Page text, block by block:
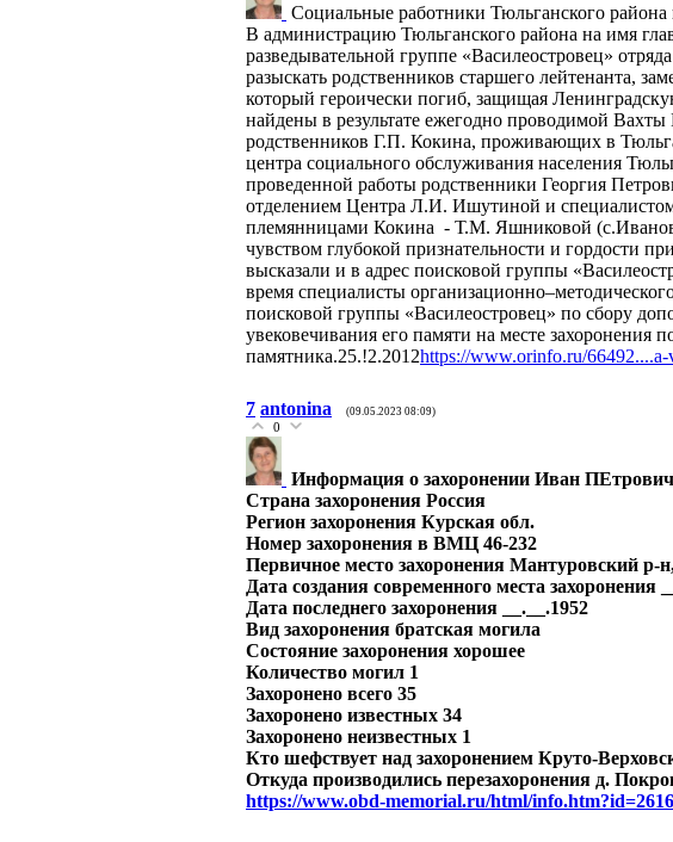
Социальные работники Тюльганского
В администрацию Тюльганского района на имя
разведывательной группе «Василеостровец»
разыскать родственников старшего лейтенанта,
который героически погиб, защищая
найдены в результате ежегодно проводимой
родственников Г.П. Кокина, проживающих в
центра социального обслуживания населения
проведенной работы родственники Георгия
отделением Центра Л.И. Ишутиной и
племянницами Кокина - Т.М. Яшниковой
чувством глубокой признательности и гордости
высказали и в адрес поисковой группы
время специалисты
поисковой группы «Василеостровец» по сбору
увековечивания его памяти на месте захоронения
памятника.25.!2.2012https://www.orinfo.ru/
7 antonina (09.05.2023 08:09)
0
Информация о захоронении Иван
Страна захоронения Россия
Регион захоронения Курская обл.
Номер захоронения в ВМЦ 46-232
Первичное место захоронения Мантуровский
Дата создания современного места захоронения
Дата последнего захоронения __.__.1952
Вид захоронения братская могила
Состояние захоронения хорошее
Количество могил 1
Захоронено всего 35
Захоронено известных 34
Захоронено неизвестных 1
Кто шефствует над захоронением Круто-
Откуда производились перезахоронения д.
https://www.obd-memorial.ru/html/